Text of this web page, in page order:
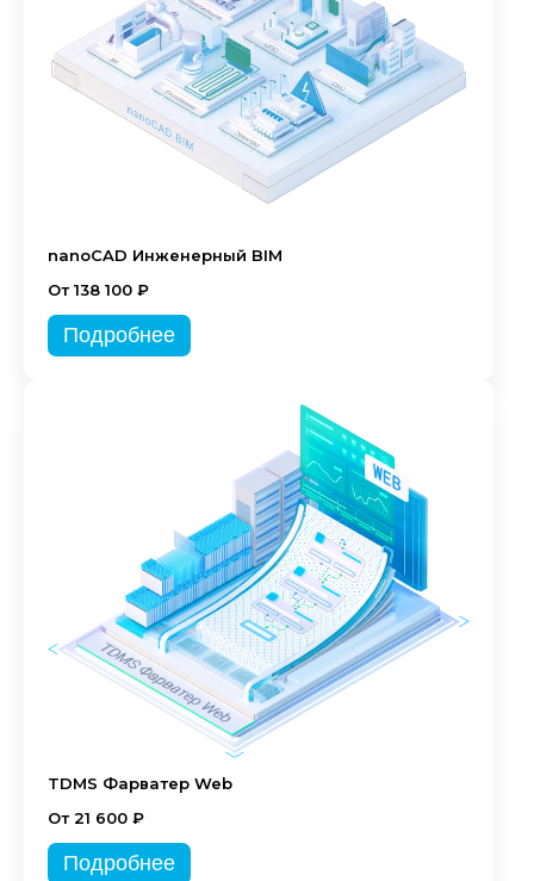
nanoCAD Инженерный BIM
От 138 100 ₽
Подробнее
TDMS Фарватер Web
От 21 600 ₽
Подробнее